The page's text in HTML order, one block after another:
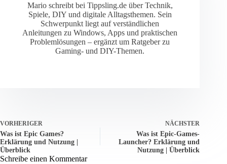
Mario schreibt bei Tippsling.de über Technik,
Spiele, DIY und digitale Alltagsthemen. Sein
Schwerpunkt liegt auf verständlichen
Anleitungen zu Windows, Apps und praktischen
Problemlösungen – ergänzt um Ratgeber zu
Gaming- und DIY-Themen.
VORHERIGER
Was ist Epic Games?
Erklärung und Nutzung |
Überblick
NÄCHSTER
Was ist Epic-Games-
Launcher? Erklärung und
Nutzung | Überblick
Schreibe einen Kommentar